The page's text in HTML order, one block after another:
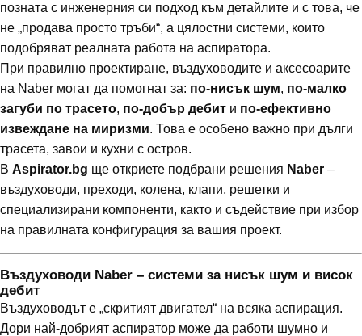
позната с инженерния си подход към детайлите и с това, че
не „продава просто тръби“, а цялостни системи, които
подобряват реалната работа на аспиратора.
При правилно проектиране, въздуховодите и аксесоарите
на Naber могат да помогнат за: по-нисък шум, по-малко
загуби по трасето, по-добър дебит и по-ефективно
извеждане на миризми. Това е особено важно при дълги
трасета, завои и кухни с остров.
В Aspirator.bg ще откриете подбрани решения Naber –
въздуховоди, преходи, колена, клапи, решетки и
специализирани компоненти, както и съдействие при избор
на правилната конфигурация за вашия проект.
Въздуховоди Naber – системи за нисък шум и висок
дебит
Въздуховодът е „скритият двигател“ на всяка аспирация.
Дори най-добрият аспиратор може да работи шумно и